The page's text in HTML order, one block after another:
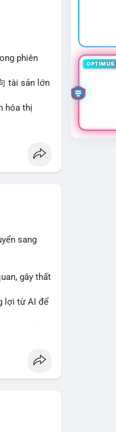
phiên
tài sản lớn
hóa thị
sang
gây thất
lợi từ AI để
OPTIMUS